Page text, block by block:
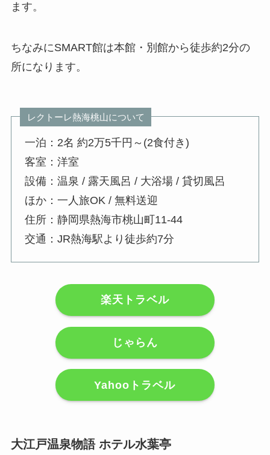
ます。
ちなみにSMART館は本館・別館から徒歩約2分の
所になります。
レクトーレ熱海桃山について
一泊：2名 約2万5千円～(2食付き)
客室：洋室
設備：温泉 / 露天風呂 / 大浴場 / 貸切風呂
ほか：一人旅OK / 無料送迎
住所：静岡県熱海市桃山町11-44
交通：JR熱海駅より徒歩約7分
楽天トラベル
じゃらん
Yahooトラベル
大江戸温泉物語 ホテル水葉亭